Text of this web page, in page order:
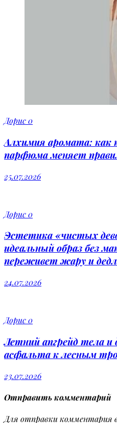
Дорис0
Алхимия аромата: как
парфюма меняет
25.07.2026
Дорис0
Эстетика «чистых
идеальный образ без
переживет жару и
24.07.2026
Дорис0
Летний апгрейд тела и
асфальта к лесным
23.07.2026
Отправить комментарий
Для отправки комментария